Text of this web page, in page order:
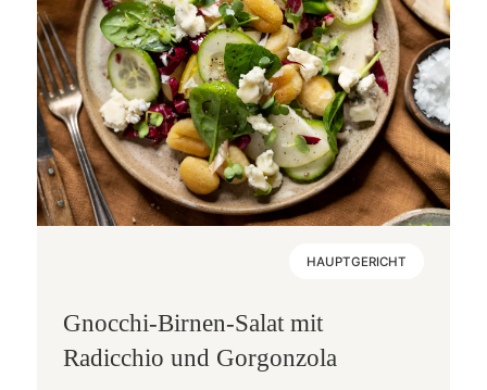
HAUPTGERICHT
Gnocchi-Birnen-Salat mit
Radicchio und Gorgonzola